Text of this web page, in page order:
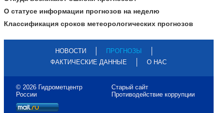
О статусе информации прогнозов на неделю
Классификация сроков метеорологических прогнозов
НОВОСТИ
ПРОГНОЗЫ
ФАКТИЧЕСКИЕ ДАННЫЕ
О НАС
© 2026 Гидрометцентр
России
Старый сайт
Противодействие коррупции